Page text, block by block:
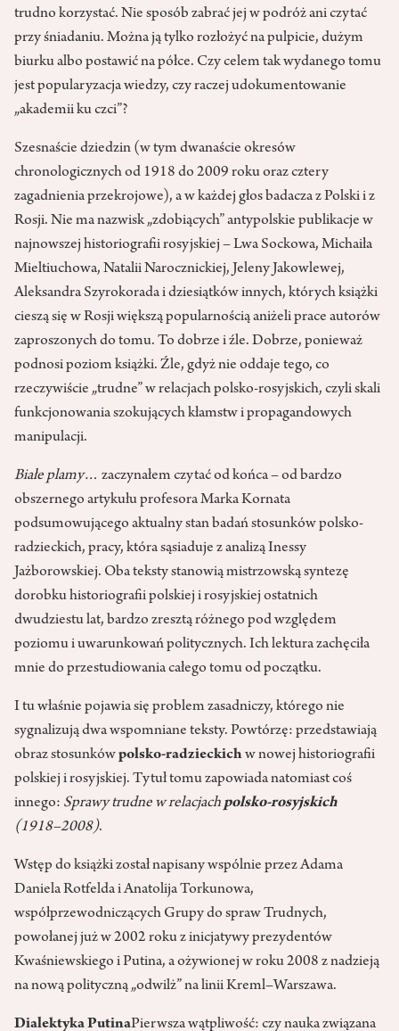
trudno korzystać. Nie sposób zabrać jej w podróż ani czytać
przy śniadaniu. Można ją tylko rozłożyć na pulpicie, dużym
biurku albo postawić na półce. Czy celem tak wydanego tomu
jest popularyzacja wiedzy, czy raczej udokumentowanie
„akademii ku czci”?
Szesnaście dziedzin (w tym dwanaście okresów
chronologicznych od 1918 do 2009 roku oraz cztery
zagadnienia przekrojowe), a w każdej głos badacza z Polski i z
Rosji. Nie ma nazwisk „zdobiących” antypolskie publikacje w
najnowszej historiografii rosyjskiej – Lwa Sockowa, Michaiła
Mieltiuchowa, Natalii Narocznickiej, Jeleny Jakowlewej,
Aleksandra Szyrokorada i dziesiątków innych, których książki
cieszą się w Rosji większą popularnością aniżeli prace autorów
zaproszonych do tomu. To dobrze i źle. Dobrze, ponieważ
podnosi poziom książki. Źle, gdyż nie oddaje tego, co
rzeczywiście „trudne” w relacjach polsko-rosyjskich, czyli skali
funkcjonowania szokujących kłamstw i propagandowych
manipulacji.
Białe plamy… zaczynałem czytać od końca – od bardzo
obszernego artykułu profesora Marka Kornata
podsumowującego aktualny stan badań stosunków polsko-
radzieckich, pracy, która sąsiaduje z analizą Inessy
Jażborowskiej. Oba teksty stanowią mistrzowską syntezę
dorobku historiografii polskiej i rosyjskiej ostatnich
dwudziestu lat, bardzo zresztą różnego pod względem
poziomu i uwarunkowań politycznych. Ich lektura zachęciła
mnie do przestudiowania całego tomu od początku.
I tu właśnie pojawia się problem zasadniczy, którego nie
sygnalizują dwa wspomniane teksty. Powtórzę: przedstawiają
obraz stosunkówpolsko-radzieckichw nowej historiografii
polskiej i rosyjskiej. Tytuł tomu zapowiada natomiast coś
innego: Sprawy trudne w relacjach polsko-rosyjskich
(1918–2008).
Wstęp do książki został napisany wspólnie przez Adama
Daniela Rotfelda i Anatolija Torkunowa,
współprzewodniczących Grupy do spraw Trudnych,
powołanej już w 2002 roku z inicjatywy prezydentów
Kwaśniewskiego i Putina, a ożywionej w roku 2008 z nadzieją
na nową polityczną „odwilż” na linii Kreml–Warszawa.
Dialektyka PutinaPierwsza wątpliwość: czy nauka związana